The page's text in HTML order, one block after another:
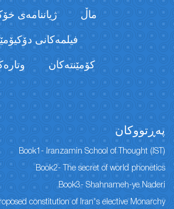
ماڵ ژیاننامەی
فیلمەكانی
كۆمێنتەكان
پەڕتووكان
Book1- Iranzamin School of Thought (IST)
Book2- The secret of world phonetics
Book3- Shahnameh-ye Naderi
constitution of Iran's elective Monarchy